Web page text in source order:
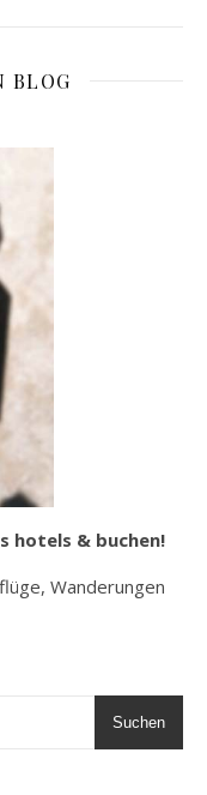
BLOG
hotels & buchen!
Wanderungen
Suchen